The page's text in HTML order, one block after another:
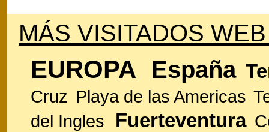
MÁS VISITADOS
EUROPA España
Cruz Playa de las Americas
del Ingles
Fuerteventura